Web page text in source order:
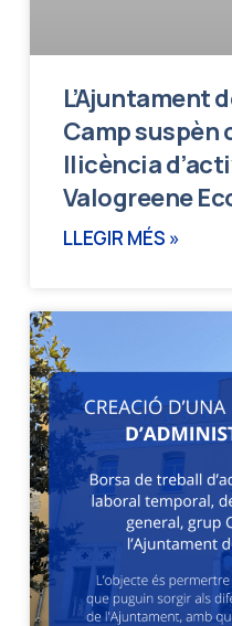
L’Ajuntament
Camp suspèn
llicència
Valogreene
LLEGIR MÉS »